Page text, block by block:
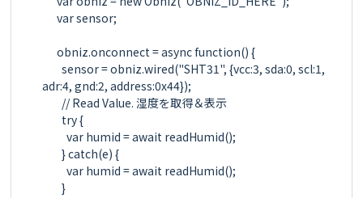
      var sensor;
      obniz.onconnect = async function() {
        sensor = obniz.wired("SHT31", {vcc:3, sda:0, scl:1,
adr:4, gnd:2, address:0x44});
          var humid = await readHumid();
        } catch(e) {
          var humid = await readHumid();
        }